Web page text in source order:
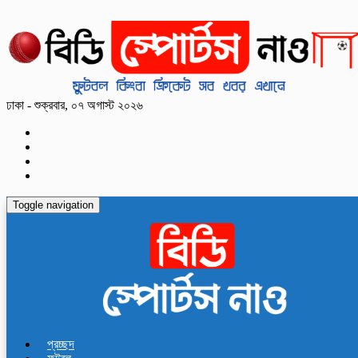
ঢাকা - শুক্রবার, ০৭ অগাস্ট ২০২৬
Toggle navigation
প্রচ্ছদ